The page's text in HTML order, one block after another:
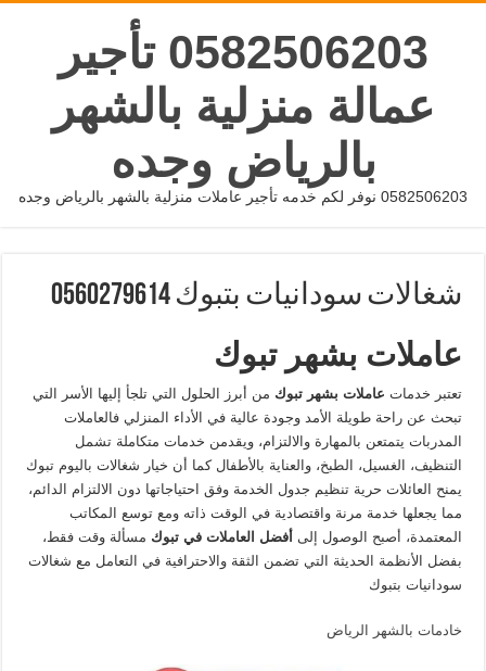
0582506203 تأجير
عمالة منزلية بالشهر
بالرياض وجده
0582506203 نوفر لكم خدمه تأجير عاملات منزلية بالشهر بالرياض وجده
شغالات سودانيات بتبوك 0560279614
عاملات بشهر تبوك
تعتبر خدمات عاملات بشهر تبوك من أبرز الحلول التي تلجأ إليها الأسر التي
تبحث عن راحة طويلة الأمد وجودة عالية في الأداء المنزلي فالعاملات
المدربات يتمتعن بالمهارة والالتزام، ويقدمن خدمات متكاملة تشمل
التنظيف، الغسيل، الطبخ، والعناية بالأطفال كما أن خيار شغالات باليوم تبوك
يمنح العائلات حرية تنظيم جدول الخدمة وفق احتياجاتها دون الالتزام الدائم،
مما يجعلها خدمة مرنة واقتصادية في الوقت ذاته ومع توسع المكاتب
المعتمدة، أصبح الوصول إلى أفضل العاملات في تبوك مسألة وقت فقط،
بفضل الأنظمة الحديثة التي تضمن الثقة والاحترافية في التعامل مع شغالات
سودانيات بتبوك
خادمات بالشهر الرياض